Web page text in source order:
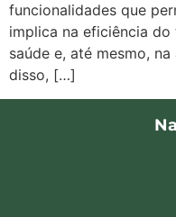
funcionalidades que
implica na eficiência
saúde e, até mesmo,
disso, […]